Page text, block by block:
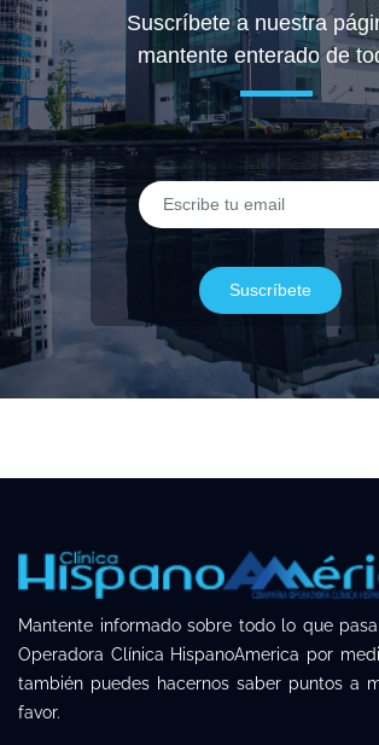
Suscríbete a nuestra
mantente enterado de
Suscríbete
Mantente informado sobre todo lo que
Operadora Clínica HispanoAmerica por
también puedes hacernos saber puntos a
favor.